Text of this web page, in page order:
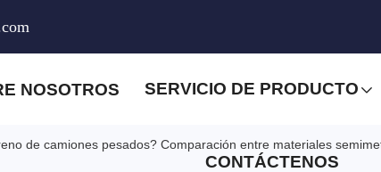
NOSOTROS SERVICIO DE PRODUCTO
CONTÁCTENOS
de camiones pesados? Comparación entre materiales